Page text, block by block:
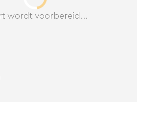
wordt voorbereid...